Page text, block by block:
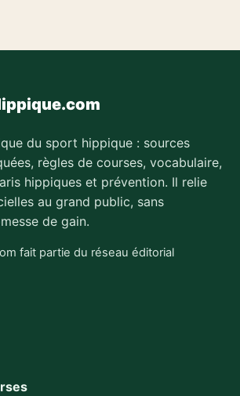
du sport hippique : sources
règles de courses, vocabulaire,
hippiques et prévention. Il relie
au grand public, sans
de gain.
fait partie du réseau éditorial